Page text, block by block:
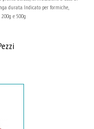
durata. Indicato per formiche,
e 500g